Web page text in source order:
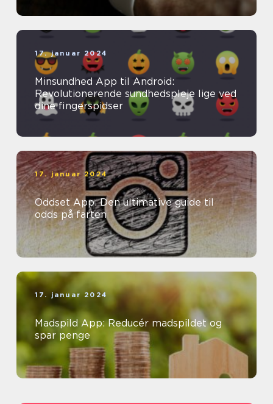
17. januar 2024
Minsundhed App til Android:
Revolutionerende sundhedspleje lige ved
dine fingerspidser
17. januar 2024
Oddset App: Den ultimative guide til
odds på farten
17. januar 2024
Madspild App: Reducér madspildet og
spar penge